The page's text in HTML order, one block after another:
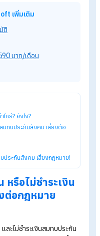
องทุนประกันสังคม ในอัตรา
ายเองอีก 5% โดยค่าจ้างที่ใช้
บาทต่อเดือน ดังนั้น นายจ้
บาทต่อเดือนต่อพนักงานหนึ่งค
กันสังคมภายในวันที่ 15 ของเ
หนด จะต้องจ่าย เบี้ยปรับและเ
เงินสมทบประกันสังคมเพิ่มเติม
สมทบประกันสังคมเท่าไหร่?
เพิ่มเติม
ตโนมัติ
มต้น 590 บาท/เดือน